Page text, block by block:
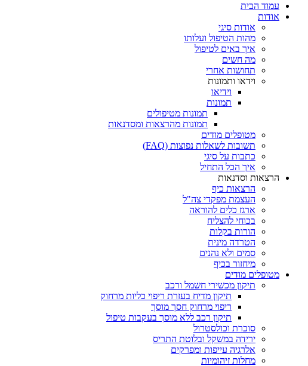
עמוד הבית
אודות
אודות סיגי
מהות הטיפול ועלותו
איך באים לטיפול
מה חשים
תחושות אחרי
וידאו ותמונות
וידיאו
תמונות
תמונות מטיפולים
תמונות מהרצאות ומסדנאות
מטופלים מודים
תשובות לשאלות נפוצות (FAQ)
כתבות על סיגי
איך הכל התחיל
הרצאות וסדנאות
הרצאות כיף
העצמת מפקדי צה"ל
ארגז כלים להוראה
בכוחי להצליח
הורות בקלות
הטרדה מינית
סמים ולא נהנים
מיחזור בכיף
מטופלים מודים
תיקון מכשירי חשמל ורכב
תיקון מדיח בעזרת ריפוי כליות מרחוק
ריפוי מרחוק חסך מוסך
תיקון רכב ללא מוסך בעקבות טיפול
סוכרת וכולסטרול
ירידה במשקל ובלוטת התריס
אלרגיה עייפות ומפרקים
מחלות זיהומיות